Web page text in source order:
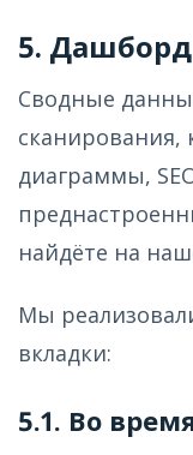
5. Дашборд
Сводные
сканирования,
диаграммы,
найдёте на
Мы
вкладки:
5.1. Во